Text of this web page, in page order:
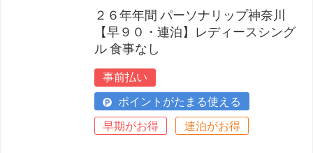
２６年年間 パーソナリップ神奈川
【早９０・連泊】レディースシング
ル 食事なし
事前払い
ポイントがたまる使える
早期がお得
連泊がお得